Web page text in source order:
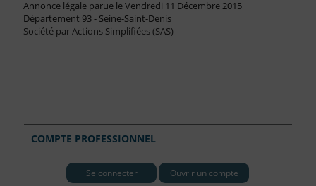
Annonce légale parue le Vendredi 11 Décembre 2015
Département 93 - Seine-Saint-Denis
Société par Actions Simplifiées (SAS)
COMPTE PROFESSIONNEL
Se connecter Ouvrir un compte